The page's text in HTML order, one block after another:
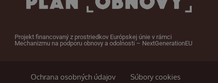
Projekt financovaný z prostriedkov Európskej únie v rámci
Mechanizmu na podporu obnovy a odolnosti – NextGenerationEU
Ochrana osobných údajov Súbory cookies